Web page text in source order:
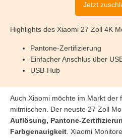
Jetzt
Highlights des Xiaomi 27 Zoll 4K
Pantone-Zertifizierung
Einfacher Anschlus über
USB-Hub
Auch Xiaomi möchte im Markt der
mitmischen. Der neuste 27 Zoll
Auflösung, Pantone-
Farbgenauigkeit. Xiaomi